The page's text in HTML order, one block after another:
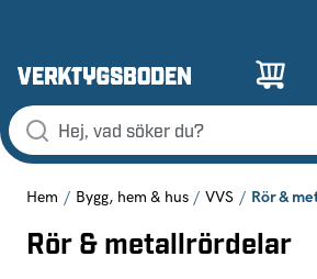
Hem Bygg, hem & hus VVS Rör &
Rör & metallrördelar